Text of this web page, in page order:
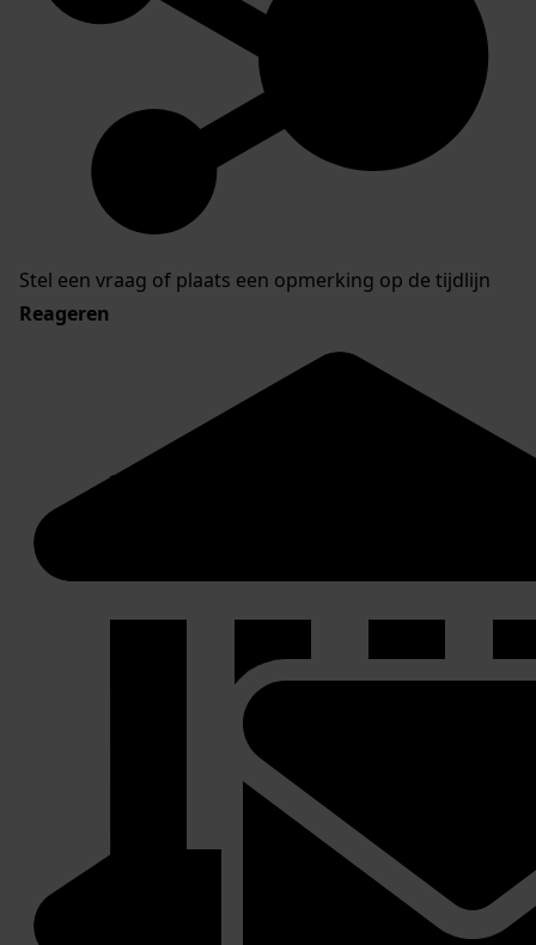
Stel een vraag of plaats een opmerking op de tijdlijn
Reageren